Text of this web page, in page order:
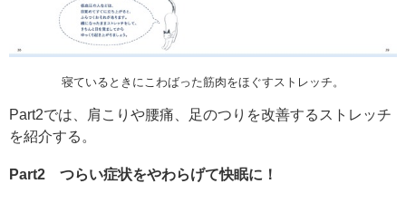
寝ているときにこわばった筋肉をほぐすストレッチ。
Part2では、肩こりや腰痛、足のつりを改善するストレッチ
を紹介する。
Part2 つらい症状をやわらげて快眠に！